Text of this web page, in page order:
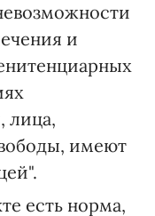
и
лица,
имеют
есть норма,